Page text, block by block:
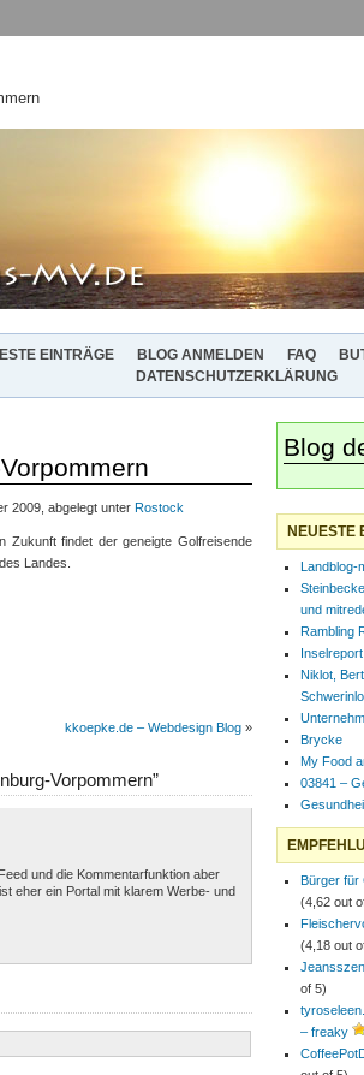
EINTRÄGE BLOG ANMELDEN FAQ
DATENSCHUTZERKLÄRUNG
2009, abgelegt unter Rostock
Zukunft findet der geneigte Golfreisende
Landes.
kkoepke.de – Webdesign Blog »
Vorpommern”
und die Kommentarfunktion aber
eher ein Portal mit klarem Werbe- und
Blog
NEUESTE
Landblog-
und
Rambling
Inselreport
Niklot,
Brycke
My Food
03841 –
Bürger für
(4,62 out
(4,18 out
of 5)
– freaky